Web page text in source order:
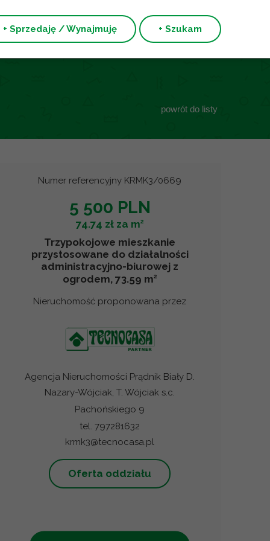
+ Sprzedaję / Wynajmuję + Szukam
powrót do listy
Numer referencyjny KRMK3/0669
5 500 PLN
74.74 zł za m2
Trzypokojowe mieszkanie
przystosowane do działalności
administracyjno-biurowej z
ogrodem, 73.59 m2
Nieruchomość proponowana przez
Agencja Nieruchomości Prądnik Biały D.
Nazary-Wójciak, T. Wójciak s.c.
Pachońskiego 9
tel. 797281632
krmk3@tecnocasa.pl
Oferta oddziału